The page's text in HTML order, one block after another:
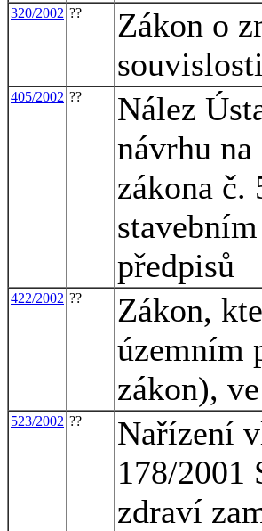
320/2002 ??
Zákon o
405/2002 ??
Nález
návrhu
zákona č.
předpisů
422/2002 ??
Zákon,
územním
zákon),
523/2002 ??
Nařízení
178/2001
zdraví